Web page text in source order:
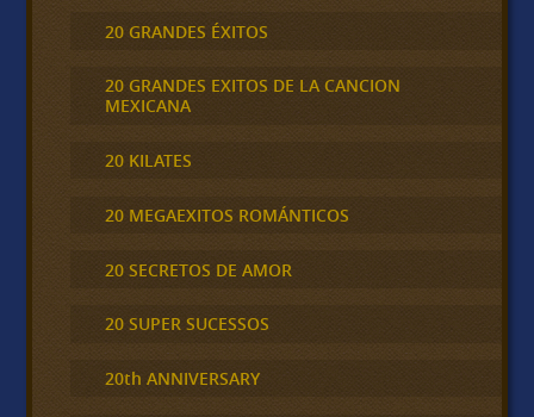
20 GRANDES ÉXITOS
20 GRANDES EXITOS DE LA CANCION
MEXICANA
20 KILATES
20 MEGAEXITOS ROMÁNTICOS
20 SECRETOS DE AMOR
20 SUPER SUCESSOS
20th ANNIVERSARY